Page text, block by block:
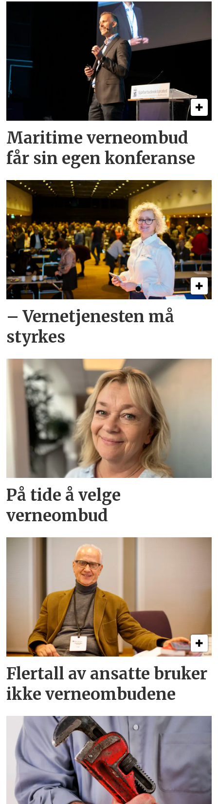
Maritime verneombud
får sin egen konferanse
– Verne­tjenesten må
styrkes
På tide å velge
verneombud
Flertall av ansatte bruker
ikke verneombudene